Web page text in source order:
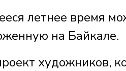
летнее время
на Байкале.
художников,